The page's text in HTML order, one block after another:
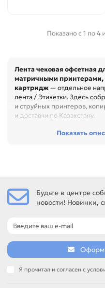
Показано с 1 по 4
Лента чековая офсетная
матричными принтерами,
картридж — отдельное
лента / Этикетки. Здесь
и струйных принтеров,
и доставки по Казахстану.
При выборе в этом
или техники с регулярной
Среди товаров этого
офсетная 69*60*12 мм.
названию, артикулу и
Если нужен близкий
направления: Лента
регистраторов, POS-
Показать
Будьте в центре
новости! Новинки,
Я прочитал и согласен с